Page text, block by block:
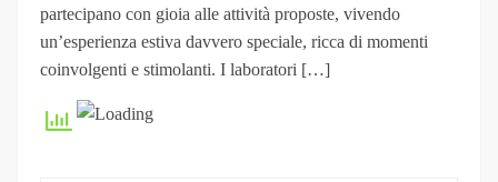
partecipano con gioia alle attività proposte, vivendo
un’esperienza estiva davvero speciale, ricca di momenti
coinvolgenti e stimolanti. I laboratori […]